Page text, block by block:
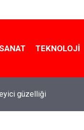
TEKNOLOJI
güzelliği